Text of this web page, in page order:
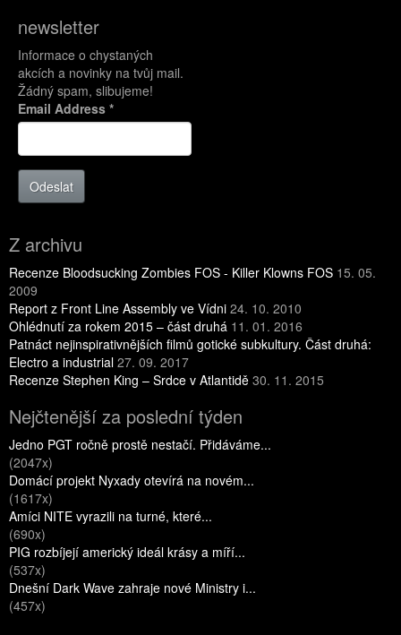
newsletter
Informace o chystaných
akcích a novinky na tvůj mail.
Žádný spam, slibujeme!
Email Address *
Odeslat
Z archivu
Recenze Bloodsucking Zombies FOS - Killer Klowns FOS 15. 05.
2009
Report z Front Line Assembly ve Vídni 24. 10. 2010
Ohlédnutí za rokem 2015 – část druhá 11. 01. 2016
Patnáct nejinspirativnějších filmů gotické subkultury. Část druhá:
Electro a industrial 27. 09. 2017
Recenze Stephen King – Srdce v Atlantidě 30. 11. 2015
Nejčtenější za poslední týden
Jedno PGT ročně prostě nestačí. Přidáváme...
(2047x)
Domácí projekt Nyxady otevírá na novém...
(1617x)
Amíci NITE vyrazili na turné, které...
(690x)
PIG rozbíjejí americký ideál krásy a míří...
(537x)
Dnešní Dark Wave zahraje nové Ministry i...
(457x)